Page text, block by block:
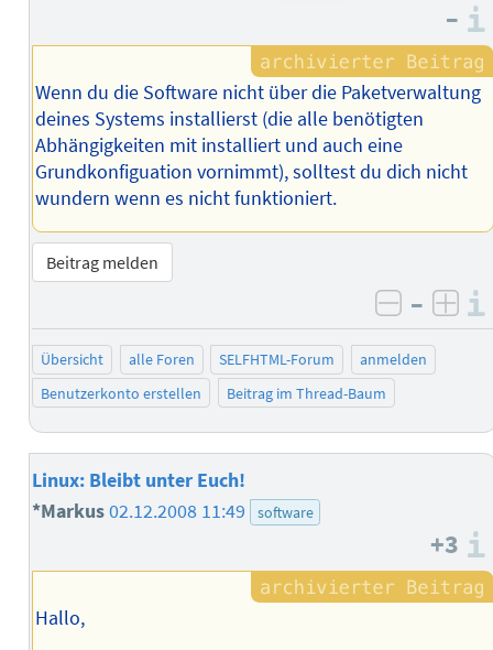
–
Wenn du die Software nicht über die Paketverwaltung
deines Systems installierst (die alle benötigten
Abhängigkeiten mit installiert und auch eine
Grundkonfiguation vornimmt), solltest du dich nicht
wundern wenn es nicht funktioniert.
Beitrag melden
negativ
–
Übersicht alle Foren SELFHTML-Forum
anmelden
Benutzerkonto erstellen
Beitrag im Thread-Baum
Linux: Bleibt unter Euch!
*Markus02.12.2008 11:49 software
+3
Hallo,